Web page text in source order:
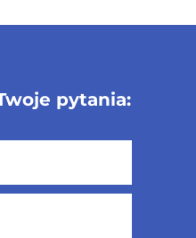
pytania: